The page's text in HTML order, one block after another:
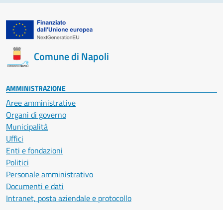
Comune di Napoli
AMMINISTRAZIONE
Aree amministrative
Organi di governo
Municipalità
Uffici
Enti e fondazioni
Politici
Personale amministrativo
Documenti e dati
Intranet, posta aziendale e protocollo